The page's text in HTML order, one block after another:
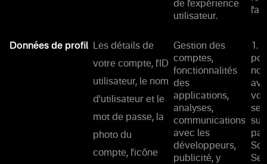
de l'expérience
utilisateur.
Données de profil
Les détails de
votre compte, l'ID
utilisateur, le nom
d'utilisateur et le
mot de passe, la
photo du
compte, l'icône
Gestion des
comptes,
fonctionnalités
des
applications,
analyses,
communications
avec les
développeurs,
publicité, y
1.